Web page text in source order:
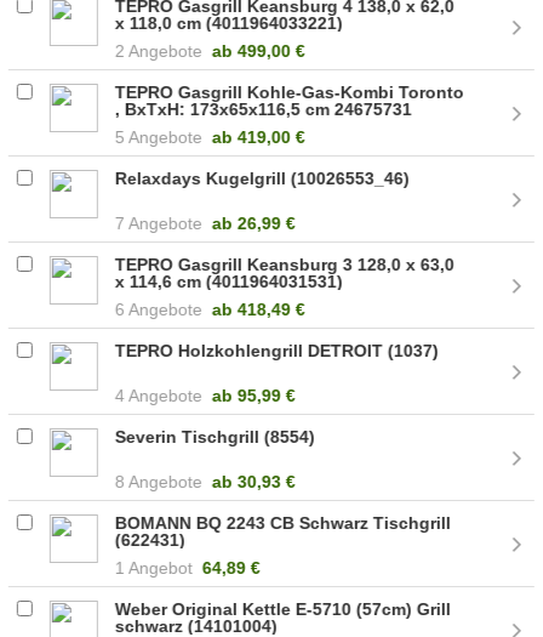
TEPRO Gasgrill Keansburg 4 138,0 x 62,0
x 118,0 cm (4011964033221)
2 Angebote ab499,00 €
TEPRO Gasgrill Kohle-Gas-Kombi Toronto
, BxTxH: 173x65x116,5 cm 24675731
5 Angebote ab419,00 €
Relaxdays Kugelgrill (10026553_46)
7 Angebote ab 26,99 €
TEPRO Gasgrill Keansburg 3 128,0 x 63,0
x 114,6 cm (4011964031531)
6 Angebote ab418,49 €
TEPRO Holzkohlengrill DETROIT (1037)
4 Angebote ab 95,99 €
Severin Tischgrill (8554)
8 Angebote ab 30,93 €
BOMANN BQ 2243 CB Schwarz Tischgrill
(622431)
1 Angebot 64,89 €
Weber Original Kettle E-5710 (57cm) Grill
schwarz (14101004)